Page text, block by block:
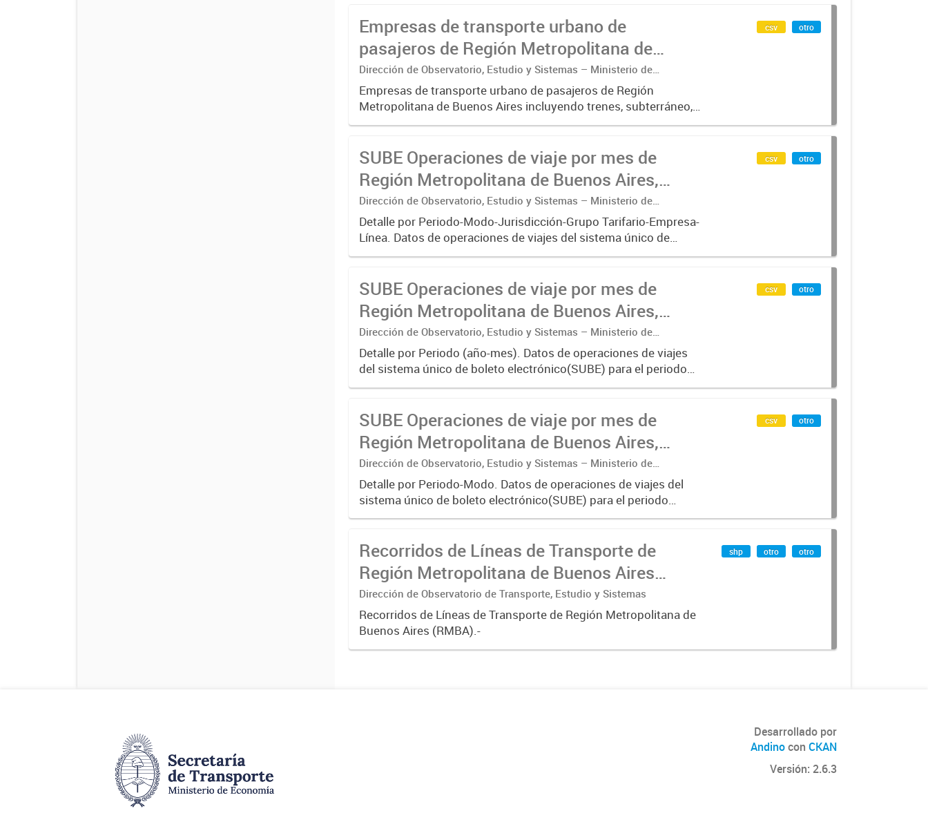
Empresas de transporte urbano de
pasajeros de Región Metropolitana de
Buenos Aires - SUBE
Dirección de Observatorio, Estudio y Sistemas – Ministerio de
Transporte
Empresas de transporte urbano de pasajeros de Región
Metropolitana de Buenos Aires incluyendo trenes, subterráneo,
pre metro y colectivos. Empresas que operan con SUBE_x000D_
csv otro
SUBE Operaciones de viaje por mes de
Región Metropolitana de Buenos Aires,
agregado
Dirección de Observatorio, Estudio y Sistemas – Ministerio de
Transporte
Detalle por Periodo-Modo-Jurisdicción-Grupo Tarifario-Empresa-
Línea. Datos de operaciones de viajes del sistema único de
boleto electrónico(SUBE) para el periodo registrado desde
csv otro
SUBE Operaciones de viaje por mes de
Región Metropolitana de Buenos Aires,
agregado por Mes
Dirección de Observatorio, Estudio y Sistemas – Ministerio de
Transporte
Detalle por Periodo (año-mes). Datos de operaciones de viajes
del sistema único de boleto electrónico(SUBE) para el periodo
registrado desde 01/01/2013 hasta 31/10/2019 para líneas de
csv otro
SUBE Operaciones de viaje por mes de
Región Metropolitana de Buenos Aires,
agregado por Periodo-Modo
Dirección de Observatorio, Estudio y Sistemas – Ministerio de
Transporte
Detalle por Periodo-Modo. Datos de operaciones de viajes del
sistema único de boleto electrónico(SUBE) para el periodo
registrado desde 01/01/2013 hasta 30/06/2019 para líneas de
csv otro
Recorridos de Líneas de Transporte de
Región Metropolitana de Buenos Aires
(RMBA)
Dirección de Observatorio de Transporte, Estudio y Sistemas
Recorridos de Líneas de Transporte de Región Metropolitana de
Buenos Aires (RMBA).-
shp otro otro
Desarrollado por
Andinocon CKAN
Versión: 2.6.3